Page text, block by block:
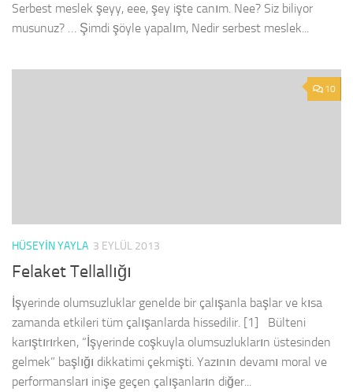
Serbest meslek şeyy, eee, şey işte canım. Nee? Siz biliyor
musunuz? … Şimdi şöyle yapalım, Nedir serbest meslek...
10
HÜSEYIN YAYLA 3 EYLÜL 2013
Felaket Tellallığı
İşyerinde olumsuzluklar genelde bir çalışanla başlar ve kısa
zamanda etkileri tüm çalışanlarda hissedilir. [1] Bülteni
karıştırırken, “İşyerinde coşkuyla olumsuzlukların üstesinden
gelmek” başlığı dikkatimi çekmişti. Yazının devamı moral ve
performansları inişe geçen çalışanların diğer...